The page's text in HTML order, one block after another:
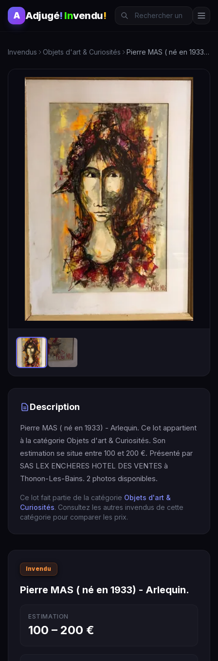
A Adjugé! Invendu!
Invendus Objets d'art & Curiosités Pierre MAS ( né en 1933) - Arlequin.
Description
Pierre MAS ( né en 1933) - Arlequin. Ce lot appartient
à la catégorie Objets d'art & Curiosités. Son
estimation se situe entre 100 et 200 €. Présenté par
SAS LEX ENCHERES HOTEL DES VENTES à
Thonon-Les-Bains. 2 photos disponibles.
Ce lot fait partie de la catégorie Objets d'art &
Curiosités. Consultez les autres invendus de cette
catégorie pour comparer les prix.
Invendu
Pierre MAS ( né en 1933) - Arlequin.
ESTIMATION
100 – 200 €